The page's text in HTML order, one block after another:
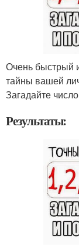
Очень быстрый
тайны вашей
Загадайте
Результаты: